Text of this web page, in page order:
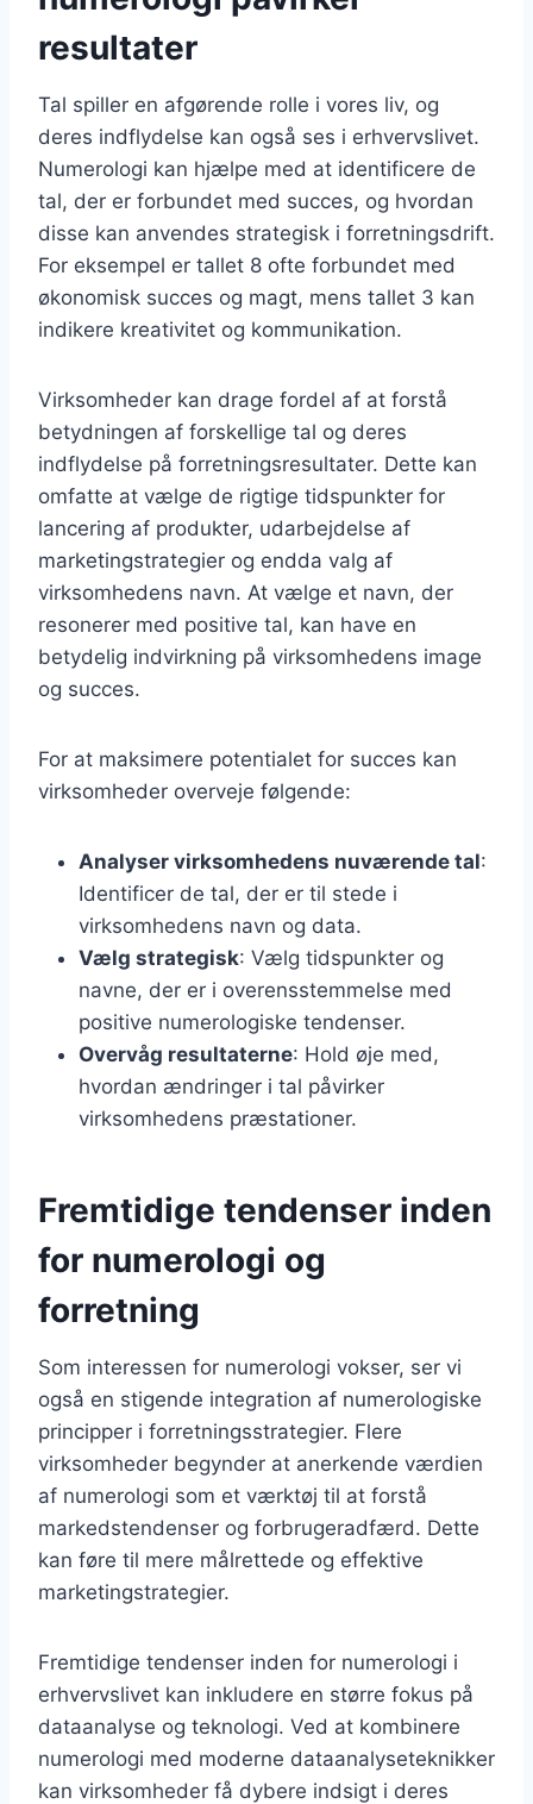
resultater
Tal spiller en afgørende rolle i vores liv, og
deres indflydelse kan også ses i erhvervslivet.
Numerologi kan hjælpe med at identificere de
tal, der er forbundet med succes, og hvordan
disse kan anvendes strategisk i forretningsdrift.
For eksempel er tallet 8 ofte forbundet med
økonomisk succes og magt, mens tallet 3 kan
indikere kreativitet og kommunikation.
Virksomheder kan drage fordel af at forstå
betydningen af forskellige tal og deres
indflydelse på forretningsresultater. Dette kan
omfatte at vælge de rigtige tidspunkter for
lancering af produkter, udarbejdelse af
marketingstrategier og endda valg af
virksomhedens navn. At vælge et navn, der
resonerer med positive tal, kan have en
betydelig indvirkning på virksomhedens image
og succes.
For at maksimere potentialet for succes kan
virksomheder overveje følgende:
Analyser virksomhedens nuværende tal:
Identificer de tal, der er til stede i
virksomhedens navn og data.
Vælg strategisk: Vælg tidspunkter og
navne, der er i overensstemmelse med
positive numerologiske tendenser.
Overvåg resultaterne: Hold øje med,
hvordan ændringer i tal påvirker
virksomhedens præstationer.
Fremtidige tendenser inden
for numerologi og
forretning
Som interessen for numerologi vokser, ser vi
også en stigende integration af numerologiske
principper i forretningsstrategier. Flere
virksomheder begynder at anerkende værdien
af numerologi som et værktøj til at forstå
markedstendenser og forbrugeradfærd. Dette
kan føre til mere målrettede og effektive
marketingstrategier.
Fremtidige tendenser inden for numerologi i
erhvervslivet kan inkludere en større fokus på
dataanalyse og teknologi. Ved at kombinere
numerologi med moderne dataanalyseteknikker
kan virksomheder få dybere indsigt i deres